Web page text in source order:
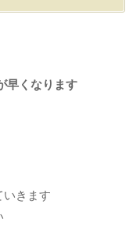
早くなります
いきます